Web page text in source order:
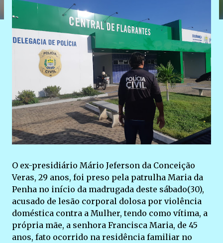
O ex-presidiário Mário Jeferson da Conceição
Veras, 29 anos, foi preso pela patrulha Maria da
Penha no início da madrugada deste sábado(30),
acusado de lesão corporal dolosa por violência
doméstica contra a Mulher, tendo como vítima, a
própria mãe, a senhora Francisca Maria, de 45
anos, fato ocorrido na residência familiar no